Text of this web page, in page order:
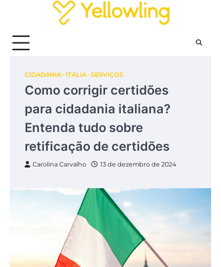
CIDADANIA ITÁLIA SERVIÇOS
Como corrigir certidões
para cidadania italiana?
Entenda tudo sobre
retificação de certidões
Carolina Carvalho 13 de dezembro de 2024